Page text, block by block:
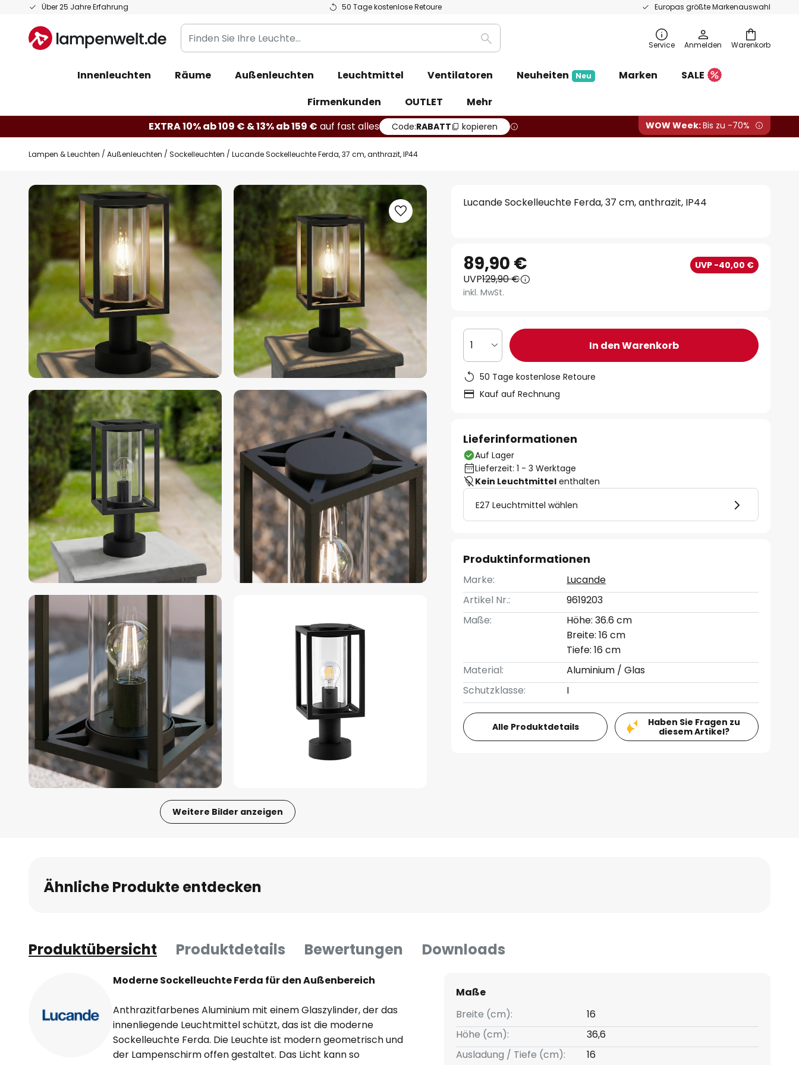
Über 25 Jahre Erfahrung 50 Tage kostenlose Retoure Europas größte Markenauswahl
Zum
springen
Warenkorb
Finden
Sie
Leuchte...
Suche Service Anmelden
Innenleuchten Räume Außenleuchten Leuchtmittel Ventilatoren Neuheiten Neu Marken
SALE
Firmenkunden
OUTLET
Mehr
EXTRA 10% ab 109 € & 13% ab 159 € auf fast alles Code:RABATT kopieren WOW Week:Bis zu -70%
Lampen & Leuchten Außenleuchten Sockelleuchten Lucande Sockelleuchte Ferda, 37 cm, anthrazit, IP44
Zum
Ende
Bildgalerie
springen
Weitere Bilder anzeigen
Bildgalerie
springen
Lucande Sockelleuchte Ferda, 37 cm, anthrazit, IP44
89,90 € UVP -40,00 €
UVP129,90 €
inkl. MwSt.
1 In den Warenkorb
50 Tage kostenlose Retoure
Kauf auf Rechnung
Lieferinformationen
Auf Lager
Lieferzeit: 1 - 3 Werktage
Kein Leuchtmittel enthalten
E27 Leuchtmittel wählen
Produktinformationen
Marke:
Lucande
Artikel Nr.:
9619203
Maße:
Höhe: 36.6 cm
Breite: 16 cm
Tiefe: 16 cm
Material:
Aluminium / Glas
Schutzklasse:
I
Alle Produktdetails
Haben Sie Fragen zu
diesem Artikel?
Ähnliche Produkte entdecken
Produktübersicht Produktdetails Bewertungen Downloads
Moderne Sockelleuchte Ferda für den Außenbereich
Anthrazitfarbenes Aluminium mit einem Glaszylinder, der das
innenliegende Leuchtmittel schützt, das ist die moderne
Sockelleuchte Ferda. Die Leuchte ist modern geometrisch und
der Lampenschirm offen gestaltet. Das Licht kann so
Maße
Breite (cm):
16
Höhe (cm):
36,6
Ausladung / Tiefe (cm):
16